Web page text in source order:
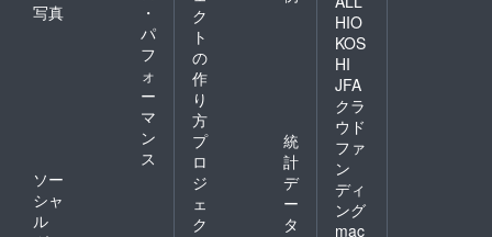
写真
・
パ
フ
ォ
ー
マ
ン
ス
ソー
シャ
ル
ク
ト
の
作
り
方
プ
ロ
ジ
ェ
ク
統
計
デ
ー
タ
HIO
KOS
HI
JFA
クラ
ウド
ファ
ン
ディ
ング
mac